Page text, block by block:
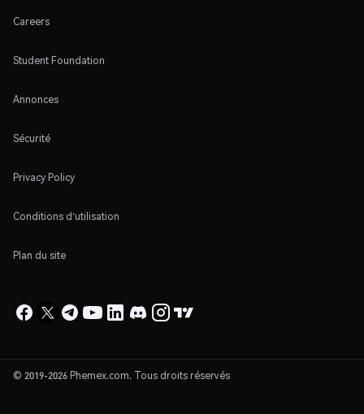
Careers
Student Foundation
Annonces
Sécurité
Privacy Policy
Conditions d'utilisation
Plan du site
© 2019-2026 Phemex.com. Tous droits réservés